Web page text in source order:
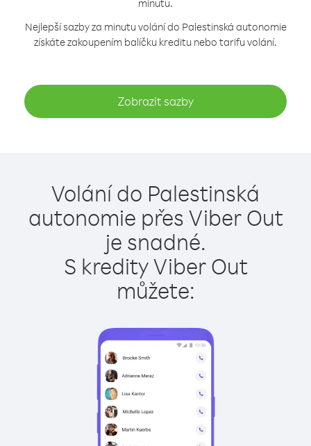
minutu.
Nejlepší sazby za minutu volání do Palestinská autonomie
získáte zakoupením balíčku kreditu nebo tarifu volání.
Zobrazit sazby
Volání do Palestinská
autonomie přes Viber Out
je snadné.
S kredity Viber Out
můžete: